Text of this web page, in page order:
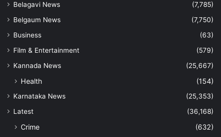
Belagavi News
(7,785)
Belgaum News
(7,750)
Business
(63)
Film & Entertainment
(579)
Kannada News
(25,667)
Health (154)
Karnataka News
(25,353)
Latest
(36,168)
Crime
(632)